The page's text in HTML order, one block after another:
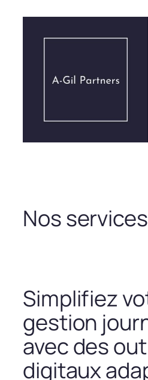
contenu
Nos
Simplifiez
gestion
avec des
digitaux